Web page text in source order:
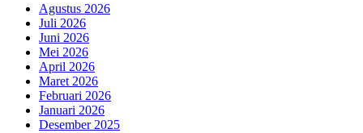
Agustus 2026
Juli 2026
Juni 2026
Mei 2026
April 2026
Maret 2026
Februari 2026
Januari 2026
Desember 2025